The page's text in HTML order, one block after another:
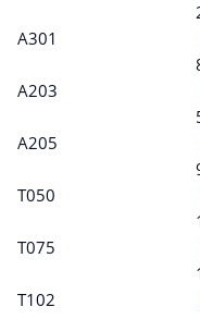
A301
A203
A205
T050
T075
T102